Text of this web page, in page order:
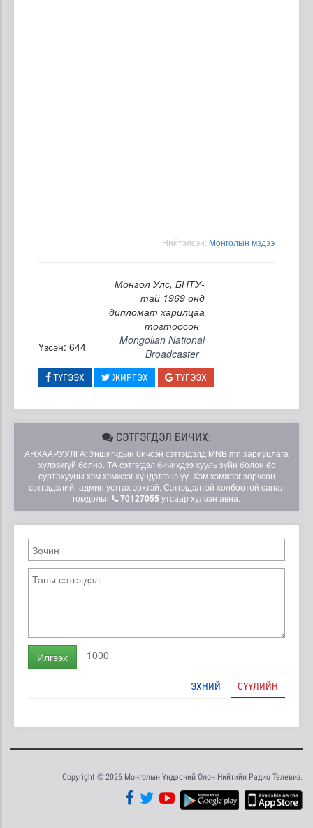
Нийтэлсэн: Moнголын мэдээ
Монгол Улс, БНТУ-
тай 1969 онд
дипломат харилцаа
тогтоосон
Үзсэн: 644
Mongolian National
Broadcaster
ТҮГЭЭХ ЖИРГЭХ ТҮГЭЭХ
СЭТГЭГДЭЛ БИЧИХ:
АНХААРУУЛГА: Уншигчдын бичсэн сэтгэгдэлд MNB.mn хариуцлага
хүлээхгүй болно. ТА сэтгэгдэл бичихдээ хууль зүйн болон ёс
суртахууны хэм хэмжээг хүндэтгэнэ үү. Хэм хэмжээг зөрчсөн
сэтгэгдэлийг админ устгах эрхтэй. Сэтгэгдэлтэй холбоотой санал
гомдолыг
70127055 утсаар хүлээн авна.
Илгээх 1000
ЭХНИЙ СҮҮЛИЙН
Copyright © 2026 Монголын Үндэсний Олон Нийтийн Радио Телевиз.